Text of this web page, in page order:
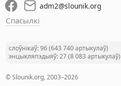
adm2@slounik.org
Спасылкі
слоўнікаў: 96 (643 740 артыкулаў)
энцыкляпэдыяў: 27 (8 083 артыкулаў)
© Slounik.org, 2003–2026